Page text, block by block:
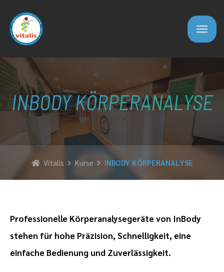
INBODY KÖRPERANALYSE
Vitalis Kurse INBODY KÖRPERANALYSE
Professionelle Körperanalysegeräte von InBody
stehen für hohe Präzision, Schnelligkeit, eine
einfache Bedienung und Zuverlässigkeit.